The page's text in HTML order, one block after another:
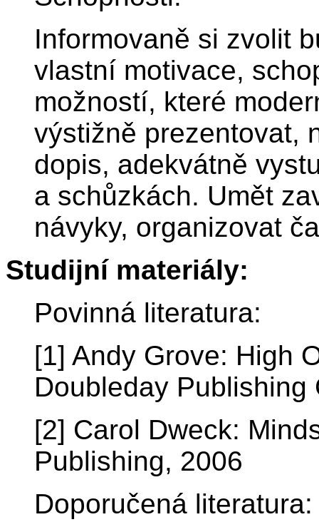
Informovaně si zvolit
vlastní motivace,
možností, které
výstižně prezentovat,
dopis, adekvátně
a schůzkách. Umět
návyky, organizovat
Studijní materiály:
Povinná literatura:
[1] Andy Grove: High
Doubleday Publishing
[2] Carol Dweck:
Publishing, 2006
Doporučená literatura: